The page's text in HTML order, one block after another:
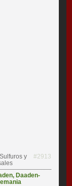
y
#2913
,Daaden-